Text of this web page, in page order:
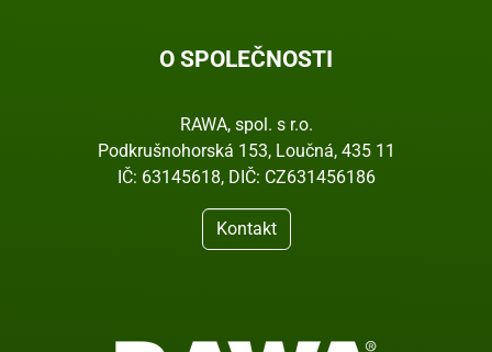
O SPOLEČNOSTI
RAWA, spol. s r.o.
Podkrušnohorská 153, Loučná, 435 11
IČ: 63145618, DIČ: CZ631456186
Kontakt